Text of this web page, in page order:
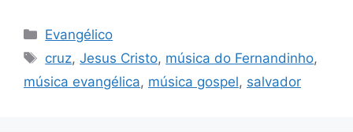
Categorias
Evangélico
Tags
cruz,Jesus Cristo, música do Fernandinho,
música evangélica, música gospel, salvador